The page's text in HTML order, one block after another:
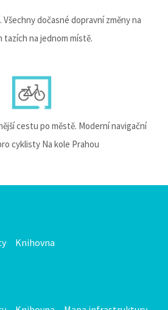
Všechny dočasné dopravní změny na
tazích na jednom místě.
cestu po městě. Moderní navigační
cyklisty Na kole Prahou
Knihovna